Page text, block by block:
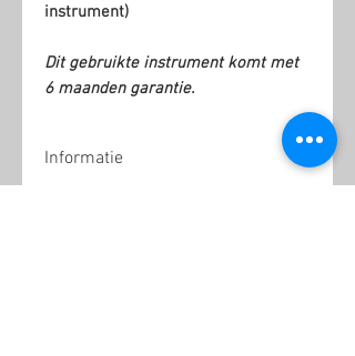
instrument)
Dit gebruikte instrument komt met
6 maanden garantie.
Informatie